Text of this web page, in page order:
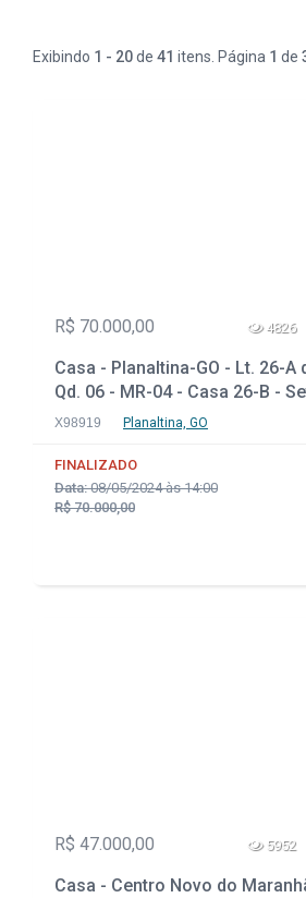
Exibindo 1 - 20de 41 itens. Página 1 de
R$ 70.000,00 4826
Casa - Planaltina-GO - Lt. 26-A
Qd. 06 - MR-04 - Casa 26-B -
Leste
X98919 Planaltina, GO
FINALIZADO
Data:08/05/2024 às 14:00
R$ 70.000,00
R$ 47.000,00 5952
Casa - Centro Novo do